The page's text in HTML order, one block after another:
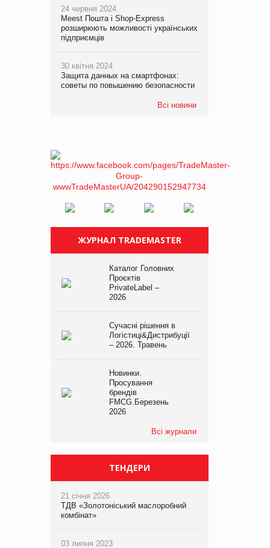
24 червня 2024
Meest Пошта і Shop-Express
розширюють можливості українських
підприємців
30 квітня 2024
Защита данных на смартфонах:
советы по повышению безопасности
Всі новини
ЖУРНАЛ TRADEMASTER
Каталог Головних
Проєктів
PrivateLabel –
2026
Сучасні рішення в
Логістиці&Дистрибуції
– 2026. Травень
Новинки.
Просування
брендів
FMCG.Березень
2026
Всі журнали
ТЕНДЕРИ
21 січня 2026
ТДВ «Золотоніський маслоробний
комбінат»
03 липня 2023